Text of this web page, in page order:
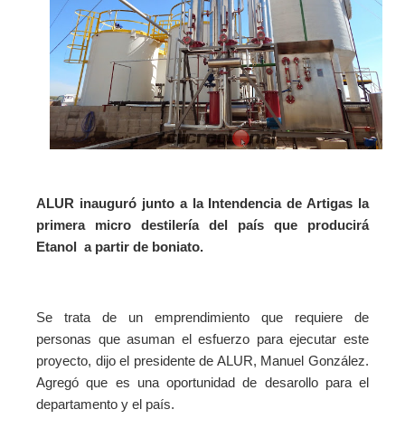
ALUR inauguró junto a la Intendencia de Artigas la
primera micro destilería del país que producirá
Etanol a partir de boniato.
Se trata de un emprendimiento que requiere de
personas que asuman el esfuerzo para ejecutar este
proyecto, dijo el presidente de ALUR, Manuel González.
Agregó que es una oportunidad de desarollo para el
departamento y el país.